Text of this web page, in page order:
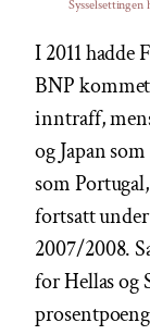
I 2011
BNP
inntraff,
og Japan
som
fortsatt
2007/2008.
for Hellas og